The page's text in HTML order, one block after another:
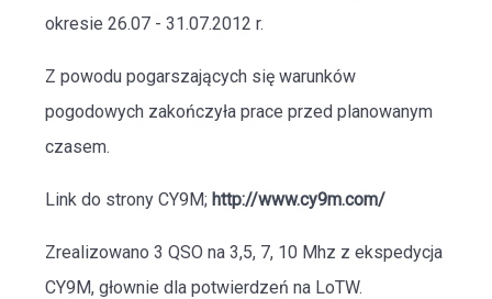
okresie 26.07 - 31.07.2012 r.
Z powodu pogarszających się warunków
pogodowych zakończyła prace przed planowanym
czasem.
Link do strony CY9M; http://www.cy9m.com/
Zrealizowano 3 QSO na 3,5, 7, 10 Mhz z ekspedycja
CY9M, głownie dla potwierdzeń na LoTW.